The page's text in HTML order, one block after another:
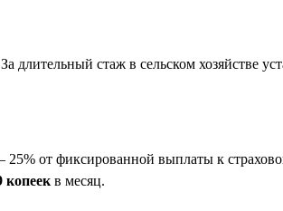
длительный стаж в сельском хозяйстве
от фиксированной выплаты к
копеек в месяц.